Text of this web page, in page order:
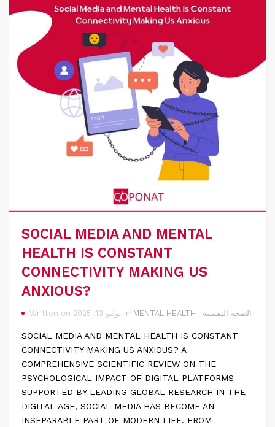
SOCIAL MEDIA AND MENTAL
HEALTH IS CONSTANT
CONNECTIVITY MAKING US
ANXIOUS?
Written on يوليو 13, 2025 in MENTAL HEALTH | الصحة النفسية
SOCIAL MEDIA AND MENTAL HEALTH IS CONSTANT
CONNECTIVITY MAKING US ANXIOUS? A
COMPREHENSIVE SCIENTIFIC REVIEW ON THE
PSYCHOLOGICAL IMPACT OF DIGITAL PLATFORMS
SUPPORTED BY LEADING GLOBAL RESEARCH IN THE
DIGITAL AGE, SOCIAL MEDIA HAS BECOME AN
INSEPARABLE PART OF MODERN LIFE. FROM